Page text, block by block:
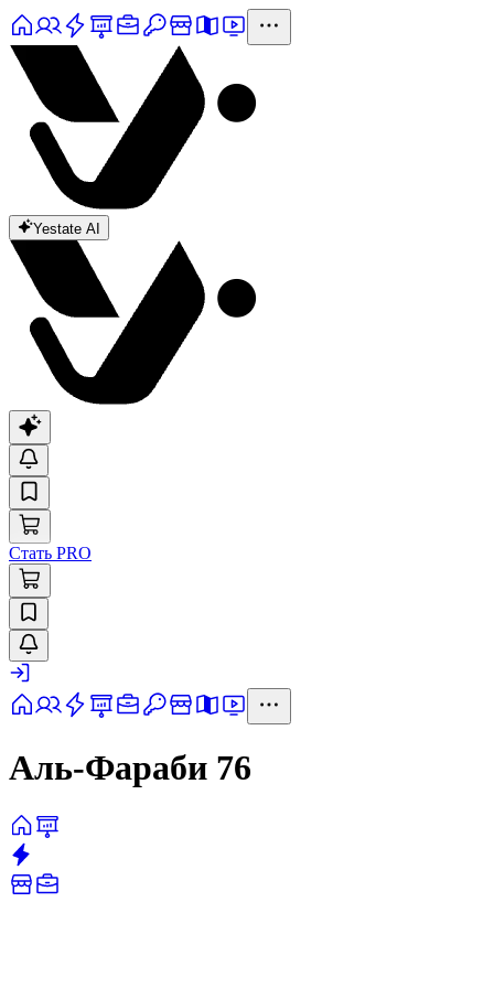
Yestate AI
Стать PRO
Аль-Фараби 76